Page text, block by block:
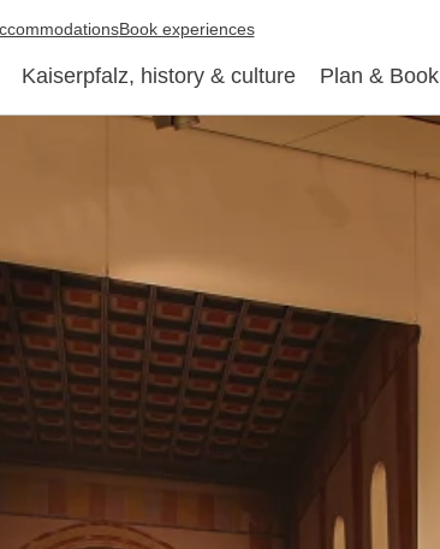
Kaiserpfalz, history & culture Plan & Book
Book experiences